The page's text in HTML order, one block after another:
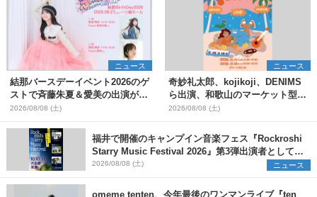
ニュース
結那バースデーイベント2026のゲ
ストで斉藤朱夏＆愛美の出演が決
定
2026/08/08 (土)
ニュース
奇妙礼太郎、kojikoji、DENIMS
ら出演、和歌山のマーケット型野
外イベント『PICNIC JAM
2026』早割チケット発売開始
2026/08/08 (土)
福井で開催のキャンプイン音楽フェス『Rockroshi
Starry Music Festival 2026』第3弾出演者として
SCOOBIE DO、かりゆし58、Reiを発表
2026/08/08 (土) ニュース
omeme tenten、今年最後のワンマンライブ『ten